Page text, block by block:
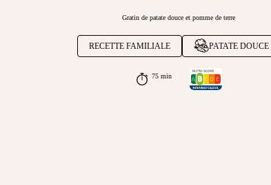
Gratin de patate douce et pomme de terre
RECETTE FAMILIALE PATATE DOUCE
75 min